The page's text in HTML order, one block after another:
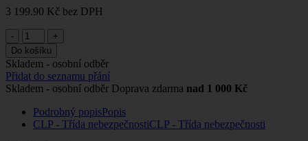
3 199.90 Kč bez DPH
-
+
Do košíku
Skladem - osobní odběr
Přidat do seznamu přání
Skladem - osobní odběr Doprava zdarma nad 1 000 Kč
Podrobný popisPopis
CLP - Třída nebezpečnostiCLP - Třída nebezpečnosti